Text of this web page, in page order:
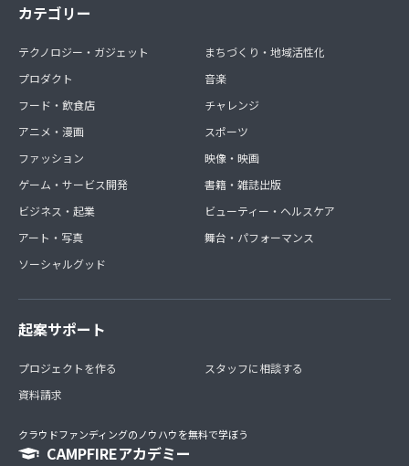
カテゴリー
テクノロジー・ガジェット
プロダクト
フード・飲食店
アニメ・漫画
ファッション
ゲーム・サービス開発
ビジネス・起業
アート・写真
ソーシャルグッド
まちづくり・地域活性化
音楽
チャレンジ
スポーツ
映像・映画
書籍・雑誌出版
ビューティー・ヘルスケア
舞台・パフォーマンス
起案サポート
プロジェクトを作る
資料請求
スタッフに相談する
クラウドファンディングのノウハウを無料で学ぼう
CAMPFIREアカデミー